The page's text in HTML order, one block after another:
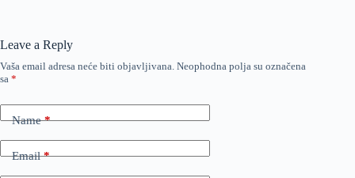
Leave a Reply
Vaša email adresa neće biti objavljivana. Neophodna polja su označena
sa *
Name*
Email*